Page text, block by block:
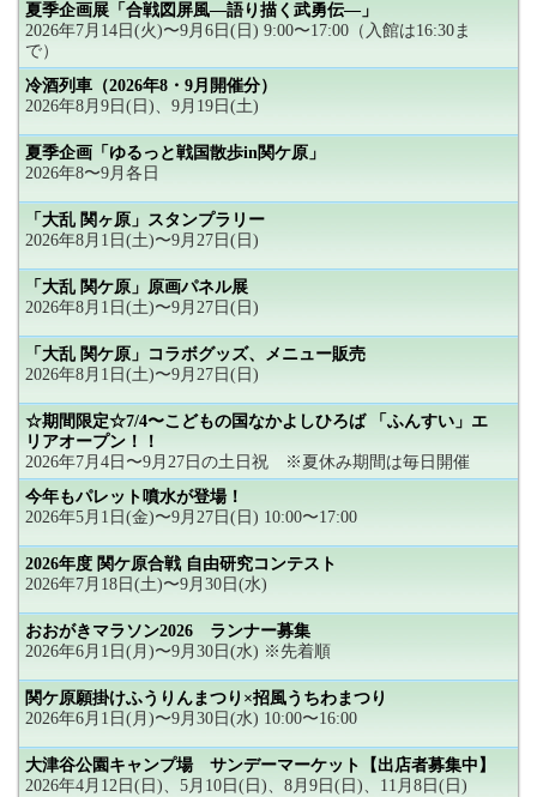
夏季企画展「合戦図屏風―語り描く武勇伝―」
2026年7月14日(火)〜9月6日(日) 9:00〜17:00（入館は16:30ま
で）
冷酒列車（2026年8・9月開催分）
2026年8月9日(日)、9月19日(土)
夏季企画「ゆるっと戦国散歩in関ケ原」
2026年8〜9月各日
「大乱 関ヶ原」スタンプラリー
2026年8月1日(土)〜9月27日(日)
「大乱 関ケ原」原画パネル展
2026年8月1日(土)〜9月27日(日)
「大乱 関ケ原」コラボグッズ、メニュー販売
2026年8月1日(土)〜9月27日(日)
☆期間限定☆7/4〜こどもの国なかよしひろば 「ふんすい」エ
リアオープン！！
2026年7月4日〜9月27日の土日祝 ※夏休み期間は毎日開催
今年もパレット噴水が登場！
2026年5月1日(金)〜9月27日(日) 10:00〜17:00
2026年度 関ケ原合戦 自由研究コンテスト
2026年7月18日(土)〜9月30日(水)
おおがきマラソン2026 ランナー募集
2026年6月1日(月)〜9月30日(水) ※先着順
関ケ原願掛けふうりんまつり×招風うちわまつり
2026年6月1日(月)〜9月30日(水) 10:00〜16:00
大津谷公園キャンプ場 サンデーマーケット【出店者募集中】
2026年4月12日(日)、5月10日(日)、8月9日(日)、11月8日(日)